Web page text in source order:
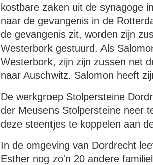
kostbare zaken uit de synagoge
naar de gevangenis in de
de gevangenis zit, worden zijn
Westerbork gestuurd. Als
Westerbork, zijn zijn zussen net
naar Auschwitz. Salomon heeft
De werkgroep Stolpersteine
der Meusens Stolpersteine neer
deze steentjes te koppelen aan
In de omgeving van Dordrecht
Esther nog zo'n 20 andere